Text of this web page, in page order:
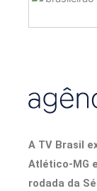
A TV Brasil
Atlético-MG
rodada da